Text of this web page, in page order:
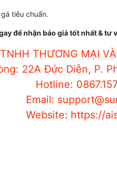
tiêu chuẩn.
để nhận báo giá tốt nhất & tư
THƯƠNG MẠI
22A Đức Diễn, P.
Hotline:
Email:
Website: https://